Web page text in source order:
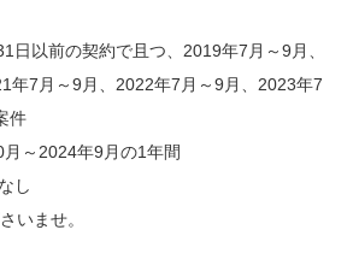
日以前の契約で且つ、2019年7月～9月、
年7月～9月、2022年7月～9月、2023年7
件
～2024年9月の1年間
し
いませ。